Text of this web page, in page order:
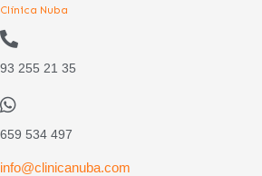
Ir
al
contenido
Clínica Nuba
93 255 21 35
659 534 497
info@clinicanuba.com